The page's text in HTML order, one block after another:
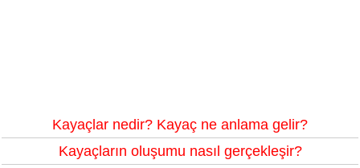
Kayaçlar nedir? Kayaç ne anlama gelir?
Kayaçların oluşumu nasıl gerçekleşir?